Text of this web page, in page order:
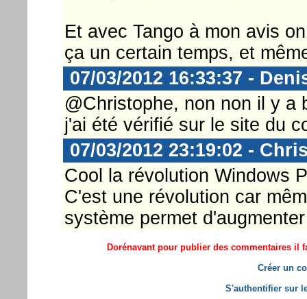
Et avec Tango à mon avis
ça un certain temps, et
07/03/2012 16:33:37 -
@Christophe, non non il y a
j'ai été vérifié sur le site du
07/03/2012 23:19:02 -
Cool la révolution Windows
C'est une révolution car
système permet
Dorénavant pour publier des commentaires il
Créer un
S'authentifier sur